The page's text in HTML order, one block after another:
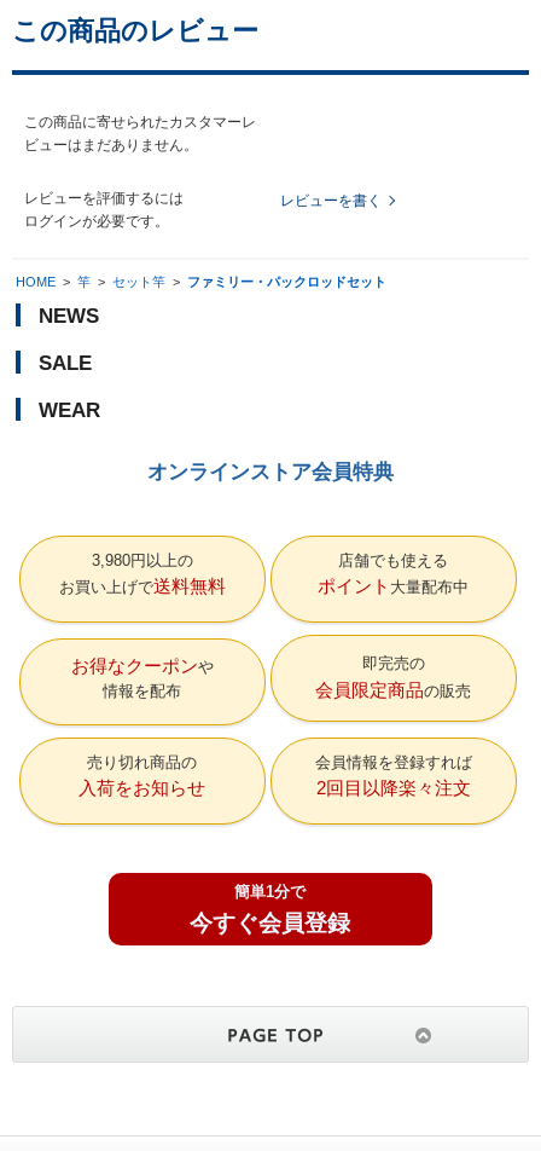
この商品のレビュー
この商品に寄せられたカスタマーレ
ビューはまだありません。
レビューを評価するには
ログインが必要です。
レビューを書く
HOME > 竿 > セット竿 > ファミリー・パックロッドセット
NEWS
SALE
WEAR
オンラインストア会員特典
3,980円以上の
お買い上げで送料無料
店舗でも使える
ポイント 大量配布中
お得なクーポン
情報を配布
即完売の
会員限定商品の販売
売り切れ商品の
入荷をお知らせ
会員情報を登録すれば
2回目以降楽々注文
簡単1分で
今すぐ会員登録